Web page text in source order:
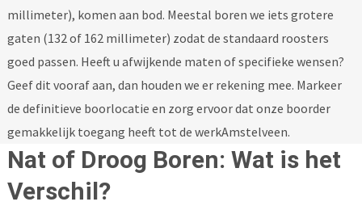
millimeter), komen aan bod. Meestal boren we iets grotere
gaten (132 of 162 millimeter) zodat de standaard roosters
goed passen. Heeft u afwijkende maten of specifieke wensen?
Geef dit vooraf aan, dan houden we er rekening mee. Markeer
de definitieve boorlocatie en zorg ervoor dat onze boorder
gemakkelijk toegang heeft tot de werkAmstelveen.
Nat of Droog Boren: Wat is het
Verschil?